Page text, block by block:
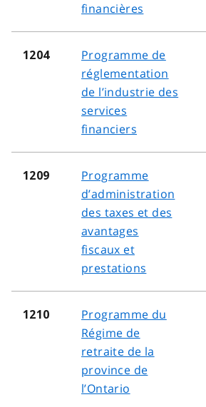
financières
1204
Programme de
réglementation
de l’industrie des
services
financiers
1209
Programme
d’administration
des taxes et des
avantages
fiscaux et
prestations
1210
Programme du
Régime de
retraite de la
province de
l’Ontario